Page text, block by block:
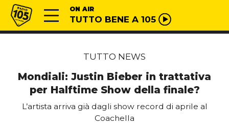
Vai al contenuto
Radio 105 ON AIR
TUTTO BENE A 105
TUTTO NEWS
Mondiali: Justin Bieber in trattativa
per Halftime Show della finale?
L’artista arriva già dagli show record di aprile al
Coachella